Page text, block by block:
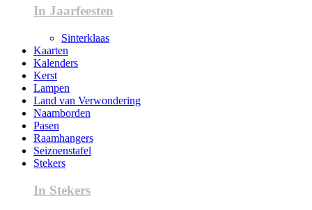
In Jaarfeesten
Sinterklaas
Kaarten
Kalenders
Kerst
Lampen
Land van Verwondering
Naamborden
Pasen
Raamhangers
Seizoenstafel
Stekers
In Stekers